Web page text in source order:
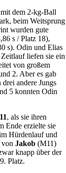
dem 2-kg-Ball
beim Weitsprung
wurden gute
s / Platz 18),
s). Odin und Elias
liefen sie ein
von großem
2. Aber es gab
andere Jungs
5 konnten Odin
, als sie ihren
Ende erzielte sie
Hürdenlauf und
vonJakob (M11)
knapp über der
Platz.